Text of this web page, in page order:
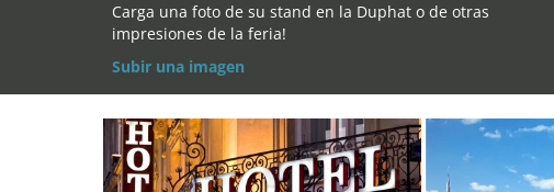
Carga una foto de su stand en la Duphat o de otras
impresiones de la feria!
Subir una imagen